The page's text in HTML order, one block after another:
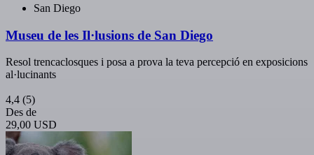
San Diego
Museu de les Il·lusions de San Diego
Resol trencaclosques i posa a prova la teva percepció en exposicions
al·lucinants
4,4 (5)
Des de
29,00 USD